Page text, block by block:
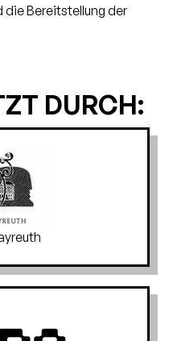
die Bereitstellung der
DURCH: